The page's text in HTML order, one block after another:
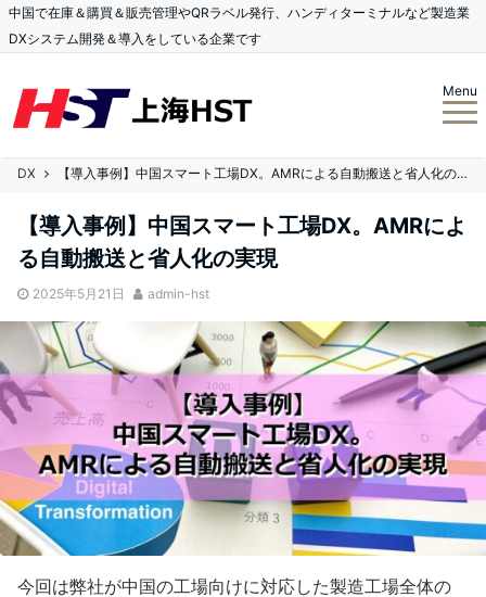
中国で在庫＆購買＆販売管理やQRラベル発行、ハンディターミナルなど製造業
DXシステム開発＆導入をしている企業です
Menu
DX 【導入事例】中国スマート工場DX。AMRによる自動搬送と省人化の実現
【導入事例】中国スマート工場DX。AMRによ
る自動搬送と省人化の実現
2025年5月21日 admin-hst
今回は弊社が中国の工場向けに対応した製造工場全体の